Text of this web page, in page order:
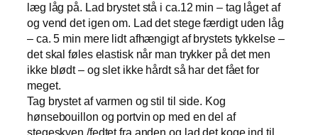
læg låg på. Lad brystet stå i ca.12 min – tag låget af
og vend det igen om. Lad det stege færdigt uden låg
– ca. 5 min mere lidt afhængigt af brystets tykkelse –
det skal føles elastisk når man trykker på det men
ikke blødt – og slet ikke hårdt så har det fået for
meget.
Tag brystet af varmen og stil til side. Kog
hønsebouillon og portvin op med en del af